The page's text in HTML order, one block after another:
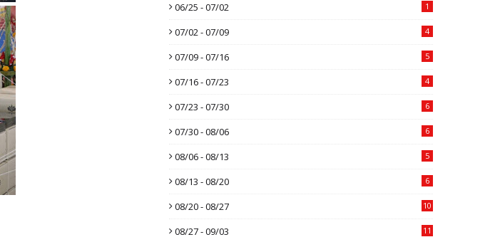
06/25 - 07/02 1
07/02 - 07/09 4
07/09 - 07/16 5
07/16 - 07/23 4
07/23 - 07/30 6
07/30 - 08/06 6
08/06 - 08/13 5
08/13 - 08/20 6
08/20 - 08/27 10
08/27 - 09/03 11